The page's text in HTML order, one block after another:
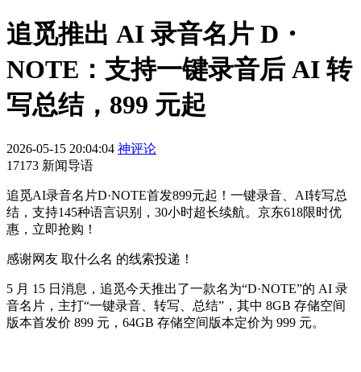
追觅推出 AI 录音名片 D・
NOTE：支持一键录音后 AI 转
写总结，899 元起
2026-05-15 20:04:04 神评论
17173 新闻导语
追觅AI录音名片D·NOTE首发899元起！一键录音、AI转写总
结，支持145种语言识别，30小时超长续航。京东618限时优
惠，立即抢购！
感谢网友 取什么名 的线索投递！
5 月 15 日消息，追觅今天推出了一款名为“D·NOTE”的 AI 录
音名片，主打“一键录音、转写、总结”，其中 8GB 存储空间
版本首发价 899 元，64GB 存储空间版本定价为 999 元。